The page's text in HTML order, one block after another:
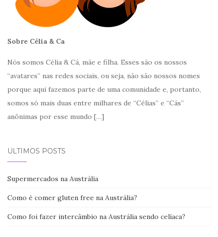
Sobre Célia & Ca
Nós somos Célia & Cá, mãe e filha. Esses são os nossos
“avatares” nas redes sociais, ou seja, não são nossos nomes
porque aqui fazemos parte de uma comunidade e, portanto,
somos só mais duas entre milhares de “Célias” e “Cás”
anônimas por esse mundo […]
ÚLTIMOS POSTS
Supermercados na Austrália
Como é comer gluten free na Austrália?
Como foi fazer intercâmbio na Austrália sendo celíaca?